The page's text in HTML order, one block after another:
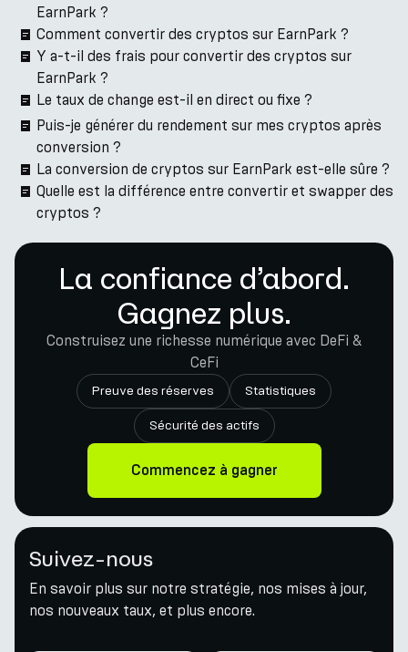
EarnPark ?
Comment convertir des cryptos sur EarnPark ?
Y a-t-il des frais pour convertir des cryptos sur
EarnPark ?
Le taux de change est-il en direct ou fixe ?
Puis-je générer du rendement sur mes cryptos après
conversion ?
La conversion de cryptos sur EarnPark est-elle sûre ?
Quelle est la différence entre convertir et swapper des
cryptos ?
La confiance d’abord.
Gagnez plus.
Construisez une richesse numérique avec DeFi &
CeFi
Preuve des réserves Statistiques
Sécurité des actifs
Commencez à gagner
Suivez-nous
En savoir plus sur notre stratégie, nos mises à jour,
nos nouveaux taux, et plus encore.